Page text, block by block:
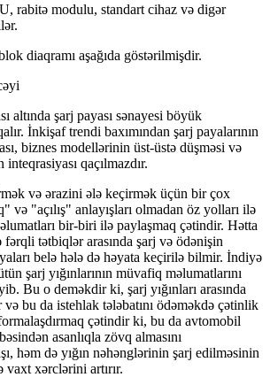
rabitə modulu, standart cihaz və digər
diaqramı aşağıda göstərilmişdir.
altında şarj payası sənayesi böyük
İnkişaf trendi baxımından şarj payalarının
biznes modellərinin üst-üstə düşməsi və
qaçılmazdır.
və ərazini ələ keçirmək üçün bir çox
və "açılış" anlayışları olmadan öz yolları ilə
bir-biri ilə paylaşmaq çətindir. Hətta
tətbiqlər arasında şarj və ödənişin
belə hələ də həyata keçirilə bilmir. İndiyə
şarj yığınlarının müvafiq məlumatlarını
Bu o deməkdir ki, şarj yığınları arasında
bu da istehlak tələbatını ödəməkdə çətinlik
çətindir ki, bu da avtomobil
asanlıqla zövq almasını
həm də yığın nəhənglərinin şarj edilməsinin
xərclərini artırır.